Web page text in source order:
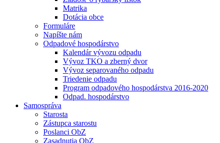
Matrika
Dotácia obce
Formuláre
Napíšte nám
Odpadové hospodárstvo
Kalendár vývozu odpadu
Vývoz TKO a zberný dvor
Vývoz separovaného odpadu
Triedenie odpadu
Program odpadového hospodárstva 2016-2020
Odpad. hospodárstvo
Samospráva
Starosta
Zástupca starostu
Poslanci ObZ
Zasadnutia ObZ